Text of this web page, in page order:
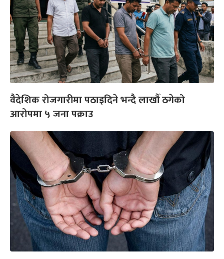
वैदेशिक रोजगारीमा पठाइदिने भन्दै लाखौँ ठगेको
आरोपमा ५ जना पक्राउ